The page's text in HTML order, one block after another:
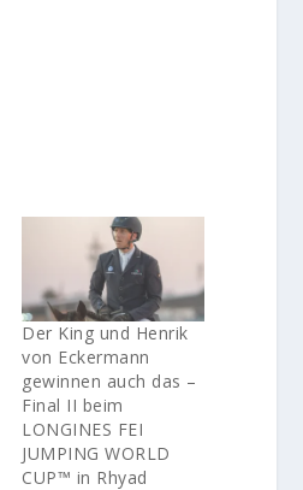
Der King und Henrik
von Eckermann
gewinnen auch das –
Final II beim
LONGINES FEI
JUMPING WORLD
CUP™ in Rhyad